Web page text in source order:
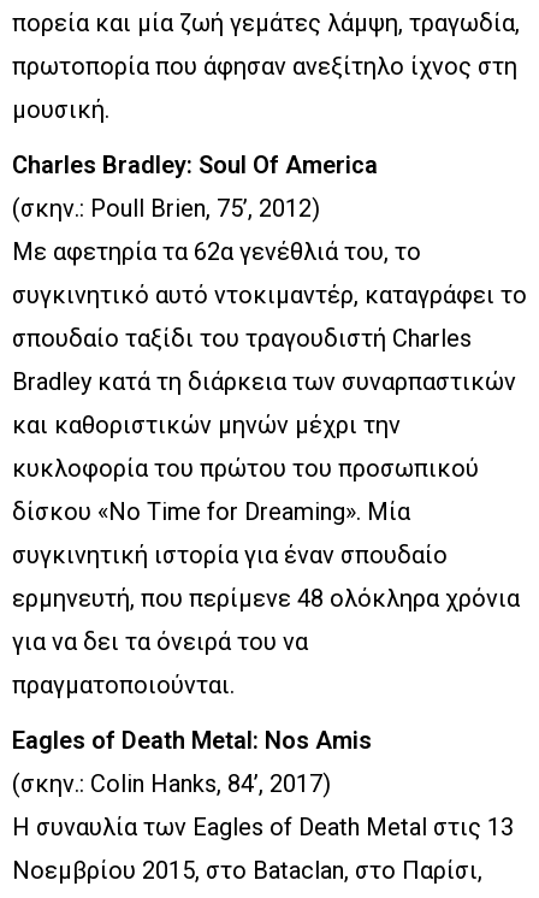
πορεία και μία ζωή γεμάτες λάμψη, τραγωδία,
πρωτοπορία που άφησαν ανεξίτηλο ίχνος στη
μουσική.
Charles Bradley: Soul Of America
(σκην.: Poull Brien, 75’, 2012)
Με αφετηρία τα 62α γενέθλιά του, το
συγκινητικό αυτό ντοκιμαντέρ, καταγράφει το
σπουδαίο ταξίδι του τραγουδιστή Charles
Bradley κατά τη διάρκεια των συναρπαστικών
και καθοριστικών μηνών μέχρι την
κυκλοφορία του πρώτου του προσωπικού
δίσκου «No Time for Dreaming». Μία
συγκινητική ιστορία για έναν σπουδαίο
ερμηνευτή, που περίμενε 48 ολόκληρα χρόνια
για να δει τα όνειρά του να
πραγματοποιούνται.
Eagles of Death Metal: Nos Amis
(σκην.: Colin Hanks, 84’, 2017)
Η συναυλία των Eagles of Death Metal στις 13
Νοεμβρίου 2015, στο Bataclan, στο Παρίσι,